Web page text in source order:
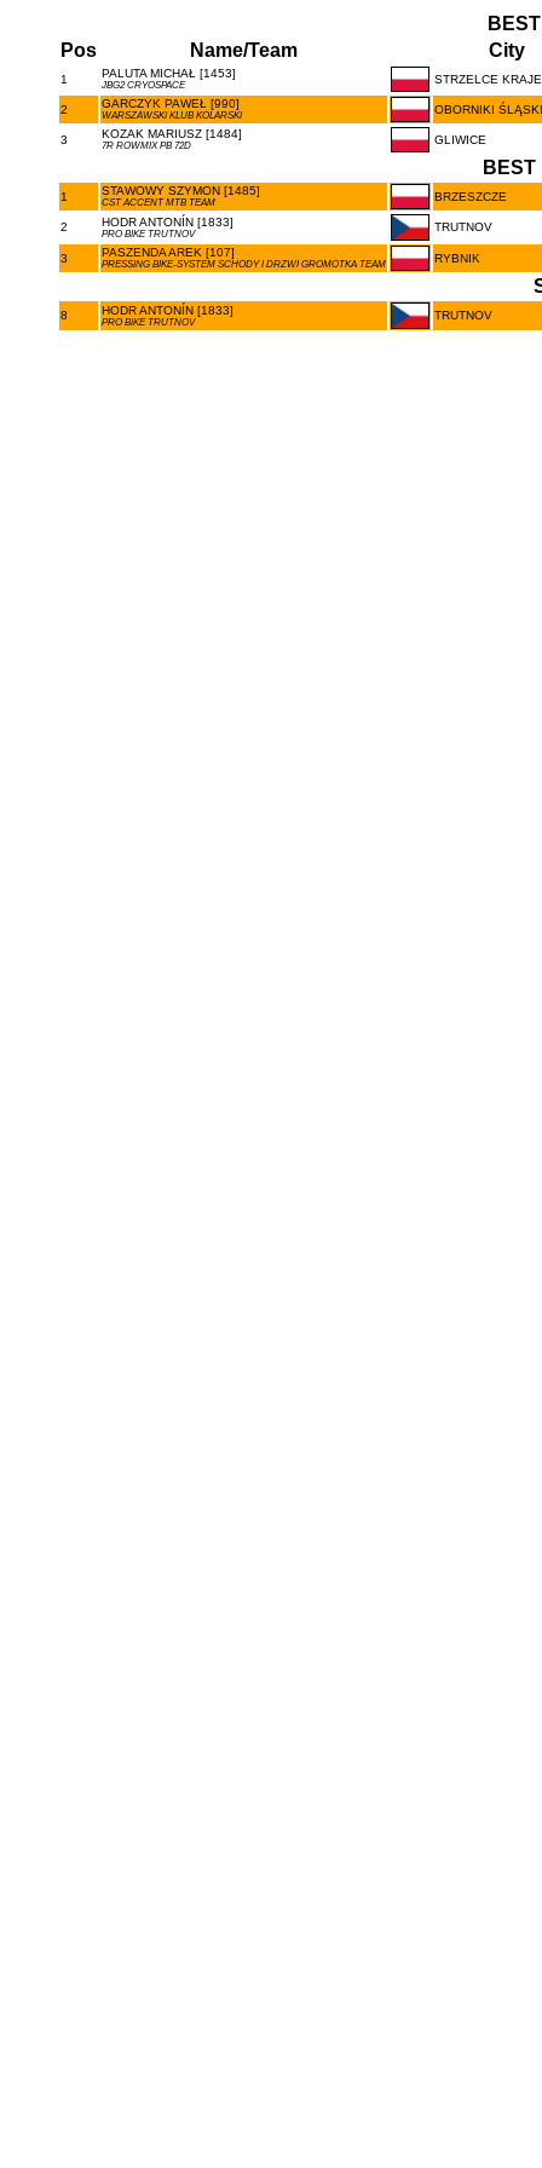
Pos
Name/Team City
1 PALUTA MICHAŁ [1453]
JBG2 CRYOSPACE STRZELCE
2 GARCZYK PAWEŁ [990]
WARSZAWSKI KLUB KOLARSKI OBORNIKI
3 KOZAK MARIUSZ [1484]
7R ROWMIX PB 72D GLIWICE
BEST
1 STAWOWY SZYMON [1485]
CST ACCENT MTB TEAM BRZESZCZE
2 HODR ANTONÍN [1833]
PRO BIKE TRUTNOV
TRUTNOV
3 PASZENDA AREK [107]
PRESSING BIKE-SYSTEM SCHODY I DRZWI GROMOTKA TEAM RYBNIK
8 HODR ANTONÍN [1833]
PRO BIKE TRUTNOV
TRUTNOV